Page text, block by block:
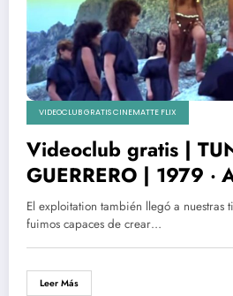
VIDEOCLUB GRATIS CINEMATTE FLIX
Videoclub gratis |
GUERRERO | 1979 ‧
1h 41m
El exploitation también llegó a nuestras
fuimos capaces de crear…
Leer Más